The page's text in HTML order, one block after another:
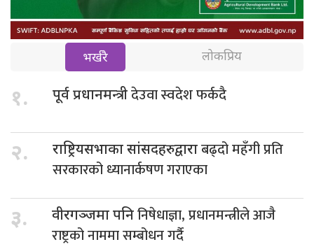
भर्खरै लोकप्रिय
१. पूर्व प्रधानमन्त्रीदेउवा स्वदेश फर्कदै
२. राष्ट्रियसभाका सांसदहरुद्वाराबढ्दो महँगी प्रति
सरकारको ध्यानार्कषण गराएका
३. वीरगञ्जमा पनिनिषेधाज्ञा, प्रधानमन्त्रीले आजै
राष्ट्रको नाममा सम्बोधन गर्दै